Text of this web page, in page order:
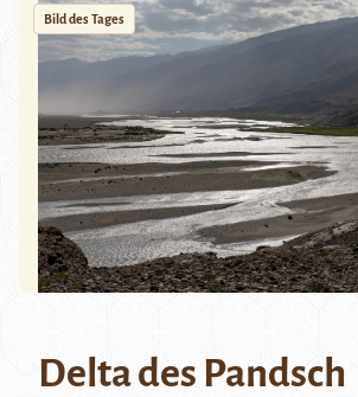
Bild des Tages
Delta des Pandsch